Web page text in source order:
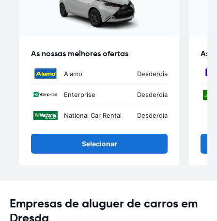
As nossas melhores ofertas
Alamo Desde/dia
Enterprise Desde/dia
National Car Rental Desde/dia
Selecionar
As
Empresas de aluguer de carros em
Dresda